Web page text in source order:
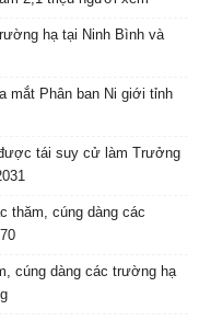
hạ tại Ninh Bình và
mắt Phân ban Ni giới tỉnh
tái suy cử làm Trưởng
thăm, cúng dàng các
cúng dàng các trường hạ